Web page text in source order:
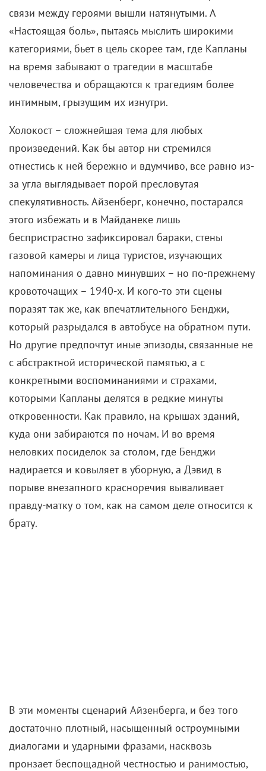
связи между героями вышли натянутыми. А
«Настоящая боль», пытаясь мыслить широкими
категориями, бьет в цель скорее там, где Капланы
на время забывают о трагедии в масштабе
человечества и обращаются к трагедиям более
интимным, грызущим их изнутри.
Холокост – сложнейшая тема для любых
произведений. Как бы автор ни стремился
отнестись к ней бережно и вдумчиво, все равно из-
за угла выглядывает порой пресловутая
спекулятивность. Айзенберг, конечно, постарался
этого избежать и в Майданеке лишь
беспристрастно зафиксировал бараки, стены
газовой камеры и лица туристов, изучающих
напоминания о давно минувших – но по-прежнему
кровоточащих – 1940-х. И кого-то эти сцены
поразят так же, как впечатлительного Бенджи,
который разрыдался в автобусе на обратном пути.
Но другие предпочтут иные эпизоды, связанные не
с абстрактной исторической памятью, а с
конкретными воспоминаниями и страхами,
которыми Капланы делятся в редкие минуты
откровенности. Как правило, на крышах зданий,
куда они забираются по ночам. И во время
неловких посиделок за столом, где Бенджи
надирается и ковыляет в уборную, а Дэвид в
порыве внезапного красноречия вываливает
правду-матку о том, как на самом деле относится к
брату.
В эти моменты сценарий Айзенберга, и без того
достаточно плотный, насыщенный остроумными
диалогами и ударными фразами, насквозь
пронзает беспощадной честностью и ранимостью,